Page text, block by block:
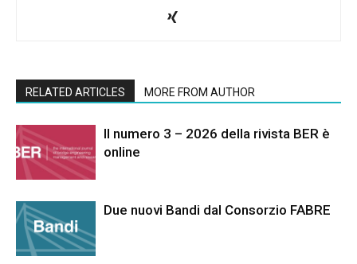
RELATED ARTICLES MORE FROM AUTHOR
Il numero 3 – 2026 della rivista BER è
online
Due nuovi Bandi dal Consorzio FABRE